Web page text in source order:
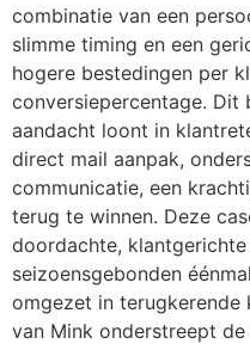
combinatie van een
slimme timing en een
hogere bestedingen per
conversiepercentage.
aandacht loont in
direct mail aanpak,
communicatie, een
terug te winnen. Deze
doordachte,
seizoensgebonden
omgezet in terugkerende
van Mink onderstreept